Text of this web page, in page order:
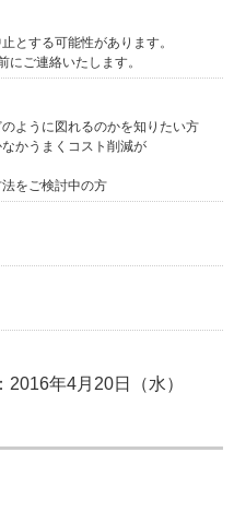
とする可能性があります。
ご連絡いたします。
ように図れるのかを知りたい方
かうまくコスト削減が
をご検討中の方
年4月20日（水）